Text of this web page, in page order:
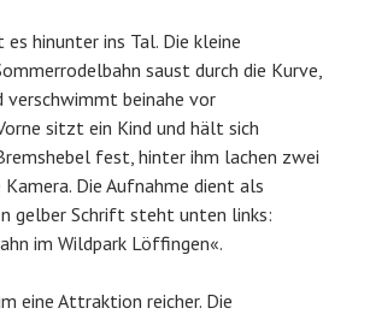
hinunter ins Tal. Die kleine
saust durch die Kurve,
verschwimmt beinahe vor
sitzt ein Kind und hält sich
fest, hinter ihm lachen zwei
Kamera. Die Aufnahme dient als
gelber Schrift steht unten links:
im Wildpark Löffingen«.
eine Attraktion reicher. Die